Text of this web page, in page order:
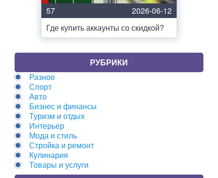
57
2026-06-12
Где купить аккаунты со скидкой?
РУБРИКИ
Разное
Спорт
Авто
Бизнес и финансы
Туризм и отдых
Интерьер
Мода и стиль
Стройка и ремонт
Кулинария
Товары и услуги